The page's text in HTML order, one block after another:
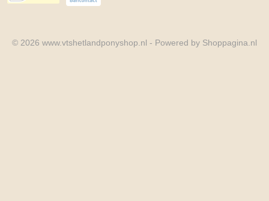
© 2026 www.vtshetlandponyshop.nl - Powered by Shoppagina.nl